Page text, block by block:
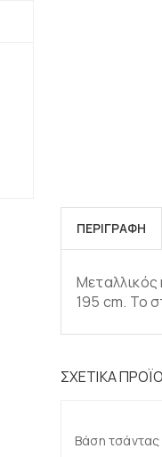
ΠΕΡΙΓΡΑΦΉ
Μεταλλικός
195 cm. Το
ΣΧΕΤΙΚΆ
Βάση τσάντας